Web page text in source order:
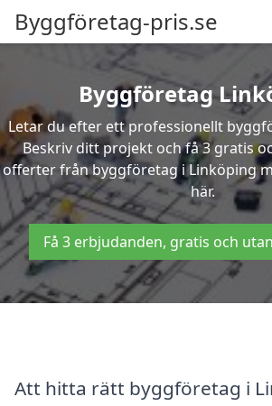
Byggföretag-pris.se
Byggföretag
Letar du efter ett professionellt
Beskriv ditt projekt och få 3 gratis
offerter från byggföretag i Linköping
här.
Få 3 erbjudanden, gratis och
Att hitta rätt byggföretag i